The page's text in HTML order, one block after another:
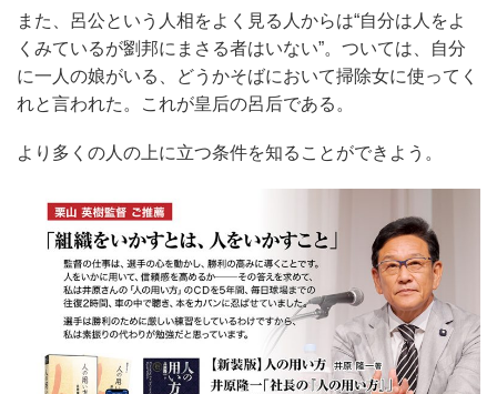
また、呂公という人相をよく見る人からは“自分は人をよ
くみているが劉邦にまさる者はいない”。ついては、自分
に一人の娘がいる、どうかそばにおいて掃除女に使ってく
れと言われた。これが皇后の呂后である。
より多くの人の上に立つ条件を知ることができよう。